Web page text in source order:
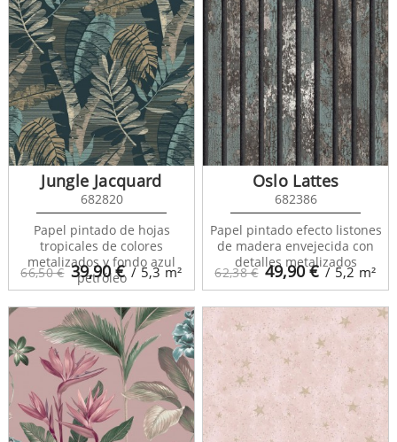
66,50 € 39,90€ / 5,3m²
Jungle Jacquard
682820
Papel pintado de hojas
tropicales de colores
metalizados y fondo azul
petróleo
62,38 € 49,90€ / 5,2m²
Oslo Lattes
682386
Papel pintado efecto listones
de madera envejecida con
detalles metalizados